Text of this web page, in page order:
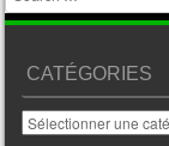
CATÉGORIES
Catégories